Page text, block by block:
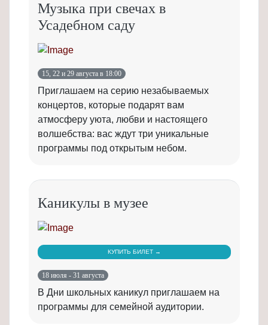
Музыка при свечах в
Усадебном саду
15, 22 и 29 августа в 18:00
Приглашаем на серию незабываемых
концертов, которые подарят вам
атмосферу уюта, любви и настоящего
волшебства: вас ждут три уникальные
программы под открытым небом.
Каникулы в музее
КУПИТЬ БИЛЕТ →
18 июля - 31 августа
В Дни школьных каникул приглашаем на
программы для семейной аудитории.